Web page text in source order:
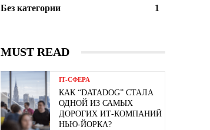
Без категории
1
MUST READ
ІТ-СФЕРА
КАК “DATADOG” СТАЛА
ОДНОЙ ИЗ САМЫХ
ДОРОГИХ ИТ-КОМПАНИЙ
НЬЮ-ЙОРКА?